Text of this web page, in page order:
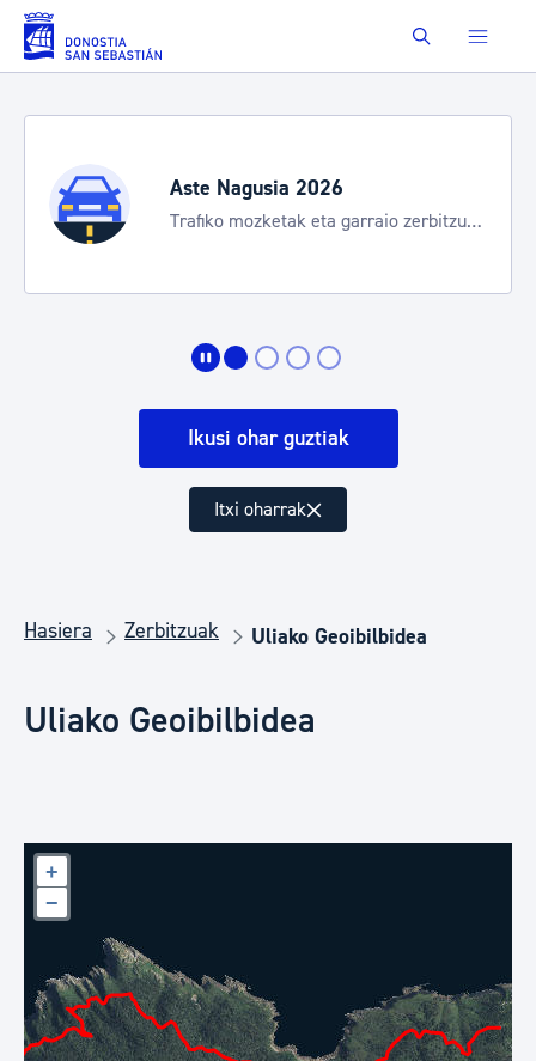
Eduki nagusira joan Buscar
Aste Nagusia 2026
Trafiko mozketak eta garraio zerbitzu
Ikusi ohar guztiak
Itxi oharrak
Hasiera Zerbitzuak Uliako Geoibilbidea
Uliako Geoibilbidea
+
−